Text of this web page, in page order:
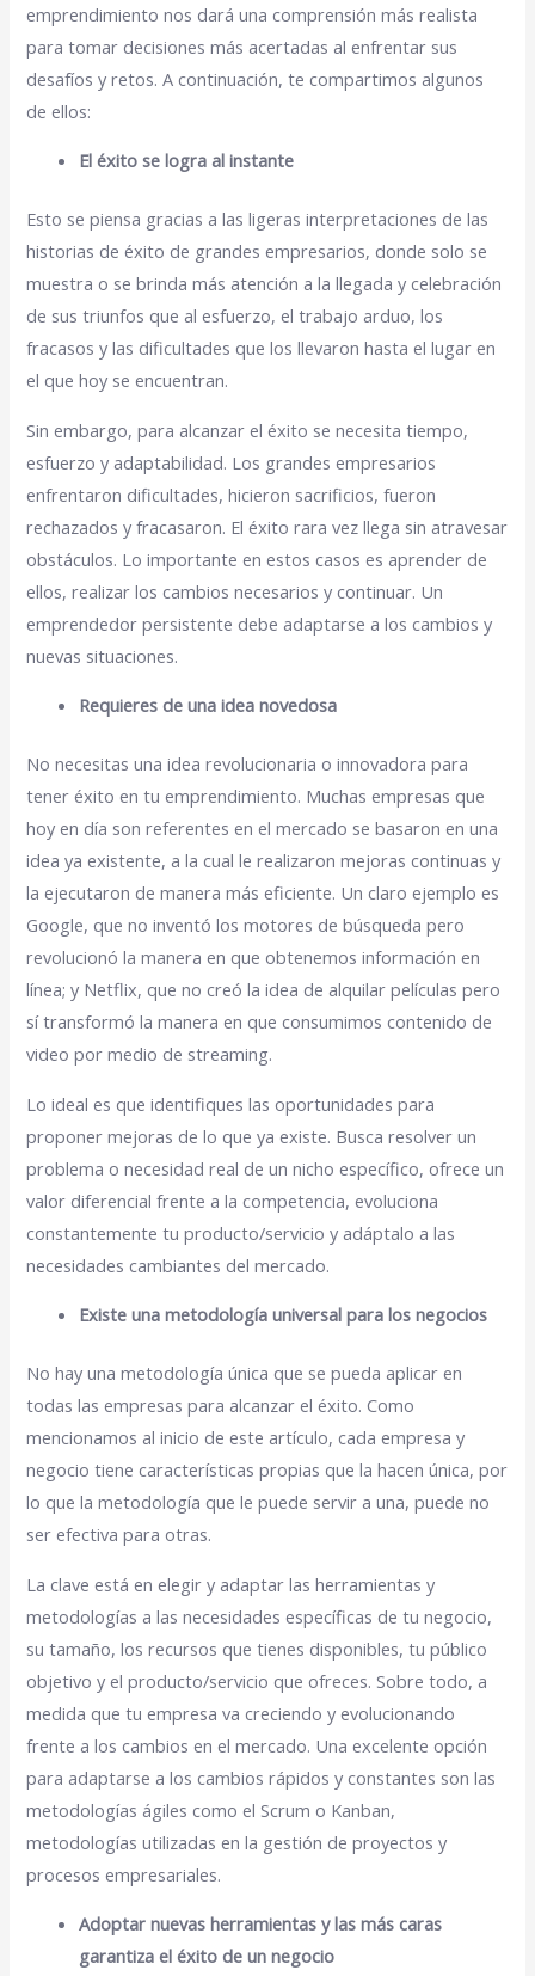
emprendimiento nos dará una comprensión más realista
para tomar decisiones más acertadas al enfrentar sus
desafíos y retos. A continuación, te compartimos algunos
de ellos:
El éxito se logra al instante
Esto se piensa gracias a las ligeras interpretaciones de las
historias de éxito de grandes empresarios, donde solo se
muestra o se brinda más atención a la llegada y celebración
de sus triunfos que al esfuerzo, el trabajo arduo, los
fracasos y las dificultades que los llevaron hasta el lugar en
el que hoy se encuentran.
Sin embargo, para alcanzar el éxito se necesita tiempo,
esfuerzo y adaptabilidad. Los grandes empresarios
enfrentaron dificultades, hicieron sacrificios, fueron
rechazados y fracasaron. El éxito rara vez llega sin atravesar
obstáculos. Lo importante en estos casos es aprender de
ellos, realizar los cambios necesarios y continuar. Un
emprendedor persistente debe adaptarse a los cambios y
nuevas situaciones.
Requieres de una idea novedosa
No necesitas una idea revolucionaria o innovadora para
tener éxito en tu emprendimiento. Muchas empresas que
hoy en día son referentes en el mercado se basaron en una
idea ya existente, a la cual le realizaron mejoras continuas y
la ejecutaron de manera más eficiente. Un claro ejemplo es
Google, que no inventó los motores de búsqueda pero
revolucionó la manera en que obtenemos información en
línea; y Netflix, que no creó la idea de alquilar películas pero
sí transformó la manera en que consumimos contenido de
video por medio de streaming.
Lo ideal es que identifiques las oportunidades para
proponer mejoras de lo que ya existe. Busca resolver un
problema o necesidad real de un nicho específico, ofrece un
valor diferencial frente a la competencia, evoluciona
constantemente tu producto/servicio y adáptalo a las
necesidades cambiantes del mercado.
Existe una metodología universal para los negocios
No hay una metodología única que se pueda aplicar en
todas las empresas para alcanzar el éxito. Como
mencionamos al inicio de este artículo, cada empresa y
negocio tiene características propias que la hacen única, por
lo que la metodología que le puede servir a una, puede no
ser efectiva para otras.
La clave está en elegir y adaptar las herramientas y
metodologías a las necesidades específicas de tu negocio,
su tamaño, los recursos que tienes disponibles, tu público
objetivo y el producto/servicio que ofreces. Sobre todo, a
medida que tu empresa va creciendo y evolucionando
frente a los cambios en el mercado. Una excelente opción
para adaptarse a los cambios rápidos y constantes son las
metodologías ágiles como el Scrum o Kanban,
metodologías utilizadas en la gestión de proyectos y
procesos empresariales.
Adoptar nuevas herramientas y las más caras
garantiza el éxito de un negocio